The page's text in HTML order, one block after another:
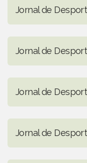
Jornal de
Jornal de
Jornal de
Jornal de